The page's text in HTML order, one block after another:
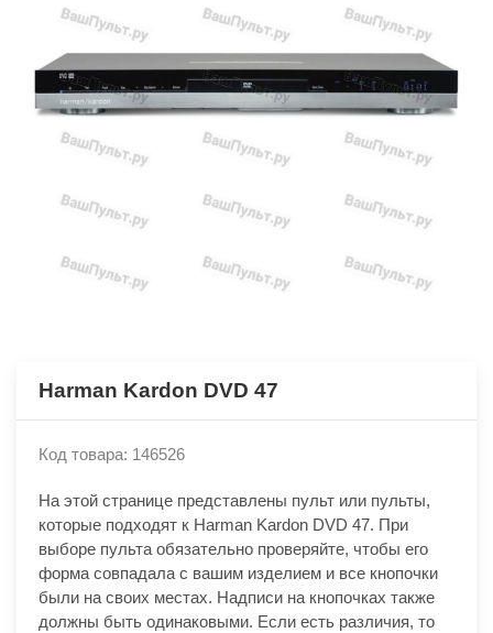
Harman Kardon DVD 47
Код товара: 146526
На этой странице представлены пульт или пульты,
которые подходят к Harman Kardon DVD 47. При
выборе пульта обязательно проверяйте, чтобы его
форма совпадала с вашим изделием и все кнопочки
были на своих местах. Надписи на кнопочках также
должны быть одинаковыми. Если есть различия, то